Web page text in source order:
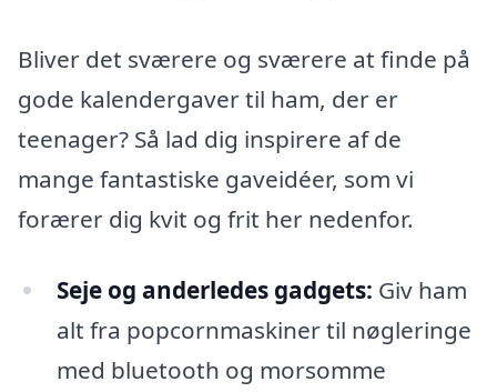
Bliver det sværere og sværere at finde på
gode kalendergaver til ham, der er
teenager? Så lad dig inspirere af de
mange fantastiske gaveidéer, som vi
forærer dig kvit og frit her nedenfor.
Seje og anderledes gadgets: Giv ham
alt fra popcornmaskiner til nøgleringe
med bluetooth og morsomme